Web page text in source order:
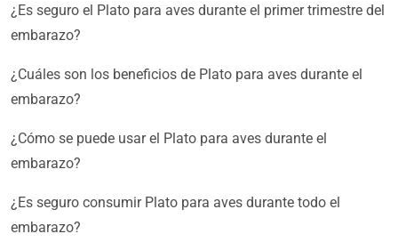
¿Es seguro el Plato para aves durante el primer trimestre del
embarazo?
¿Cuáles son los beneficios de Plato para aves durante el
embarazo?
¿Cómo se puede usar el Plato para aves durante el
embarazo?
¿Es seguro consumir Plato para aves durante todo el
embarazo?